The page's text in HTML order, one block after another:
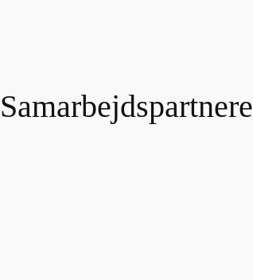
Samarbejdspartnere